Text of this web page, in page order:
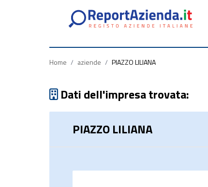
Home / aziende / PIAZZO LILIANA
Dati dell'impresa trovata:
PIAZZO LILIANA